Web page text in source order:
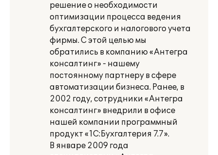
решение о необходимости
оптимизации процесса ведения
бухгалтерского и налогового учета
фирмы. С этой целью мы
обратились в компанию «Антегра
консалтинг» - нашему
постоянному партнеру в сфере
автоматизации бизнеса. Ранее, в
2002 году, сотрудники «Антегра
консалтинг» внедрили в офисе
нашей компании программный
продукт «1С:Бухгалтерия 7.7».
В январе 2009 года